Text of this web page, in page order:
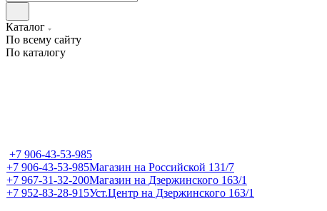
Каталог
По всему сайту
По каталогу
+7 906-43-53-985
+7 906-43-53-985Магазин на Российской 131/7
+7 967-31-32-200Магазин на Дзержинского 163/1
+7 952-83-28-915Уст.Центр на Дзержинского 163/1